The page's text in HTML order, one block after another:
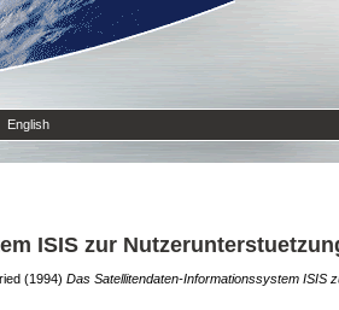
English
ISIS zur
(1994) Das Satellitendaten-Informationssystem ISIS